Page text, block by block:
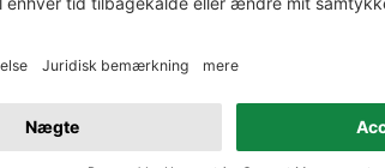
Galloni om: Cerasuolo d'Abruzzo
The 2024 Cerasuolo d'Abruzzo is
cherry and wild blueberry, complemented
possesses amazing complexity and inner